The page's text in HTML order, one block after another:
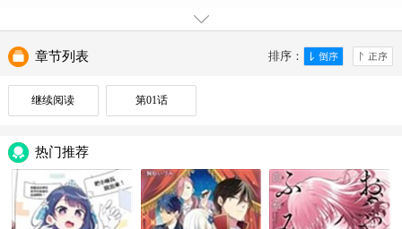
排序：
章节列表
继续阅读 第01话
热门推荐